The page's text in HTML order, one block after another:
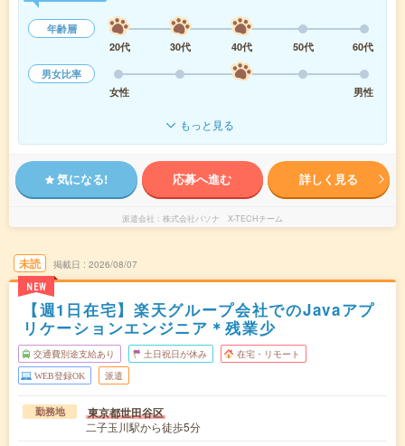
年齢層
20代
30代 40代 50代
60代
男女比率
女性
男性
もっと見る
気になる! 応募へ進む 詳しく見る
派遣会社 株式会社パソナ X-TECHチーム
未読
NEW
掲載日 2026/08/07
【週1日在宅】楽天グループ会社でのJavaアプ
リケーションエンジニア＊残業少
交通費別途支給あり 土日祝日が休み 在宅・リモート
WEB登録OK 派遣
勤務地 東京都世田谷区
二子玉川駅から徒歩5分